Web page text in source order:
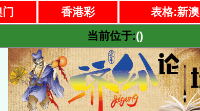
香港彩 表格:新澳
当前位于:()